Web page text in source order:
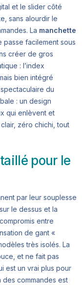
et le slider côté
sans alourdir le
La manchette
passe facilement sous
créer de gros
: l’index
bien intégré
du
: un design
qui enlèvent et
zéro chichi, tout
pour le
par leur souplesse
le dessus et la
entre
de gant «
très isolés. La
et ne fait pas
est un vrai plus pour
des commandes est